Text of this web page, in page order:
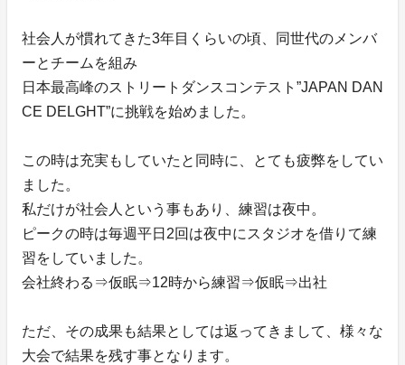
社会人が慣れてきた3年目くらいの頃、同世代のメンバ
ーとチームを組み
日本最高峰のストリートダンスコンテスト”JAPAN DAN
CE DELGHT”に挑戦を始めました。
この時は充実もしていたと同時に、とても疲弊をしてい
ました。
私だけが社会人という事もあり、練習は夜中。
ピークの時は毎週平日2回は夜中にスタジオを借りて練
習をしていました。
会社終わる⇒仮眠⇒12時から練習⇒仮眠⇒出社
ただ、その成果も結果としては返ってきまして、様々な
大会で結果を残す事となります。